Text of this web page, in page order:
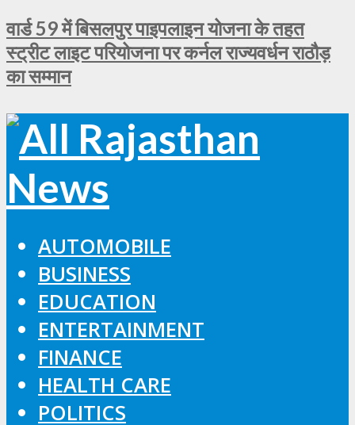
वार्ड 59 में बिसलपुर पाइपलाइन योजना के तहत
स्ट्रीट लाइट परियोजना पर कर्नल राज्यवर्धन राठौड़
का सम्मान
AUTOMOBILE
BUSINESS
EDUCATION
ENTERTAINMENT
FINANCE
HEALTH CARE
POLITICS